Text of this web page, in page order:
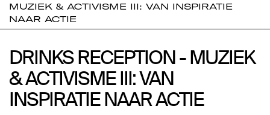
MUZIEK & ACTIVISME III: VAN INSPIRATIE
NAAR ACTIE
DRINKS RECEPTION - MUZIEK
DRINKS RECEPTION - MUZIEK
& ACTIVISME III: VAN
& ACTIVISME III: VAN
INSPIRATIE NAAR ACTIE
INSPIRATIE NAAR ACTIE